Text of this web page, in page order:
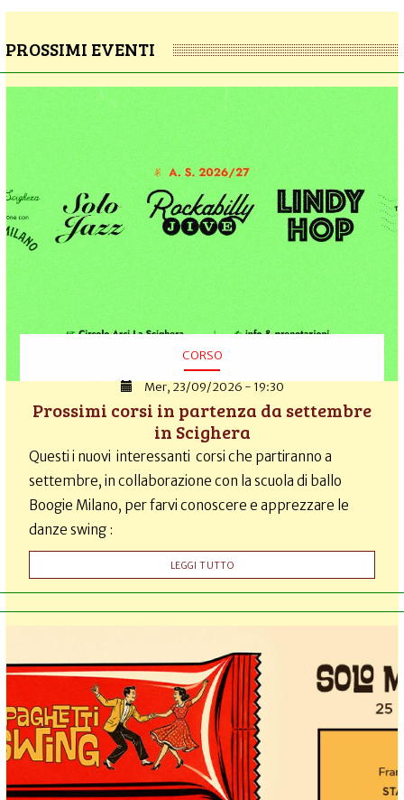
PROSSIMI EVENTI
CORSO
Mer, 23/09/2026 - 19:30
Prossimi corsi in partenza da settembre
in Scighera
Questi i nuovi interessanti corsi che partiranno a
settembre, in collaborazione con la scuola di ballo
Boogie Milano, per farvi conoscere e apprezzare le
danze swing :
LEGGI TUTTO